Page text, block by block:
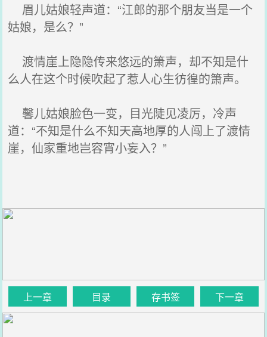
眉儿姑娘轻声道：“江郎的那个朋友当是一个
姑娘，是么？”
渡情崖上隐隐传来悠远的箫声，却不知是什
么人在这个时候吹起了惹人心生彷徨的箫声。
馨儿姑娘脸色一变，目光陡见凌厉，冷声
道：“不知是什么不知天高地厚的人闯上了渡情
崖，仙家重地岂容宵小妄入？”
上一章 目录 存书签 下一章